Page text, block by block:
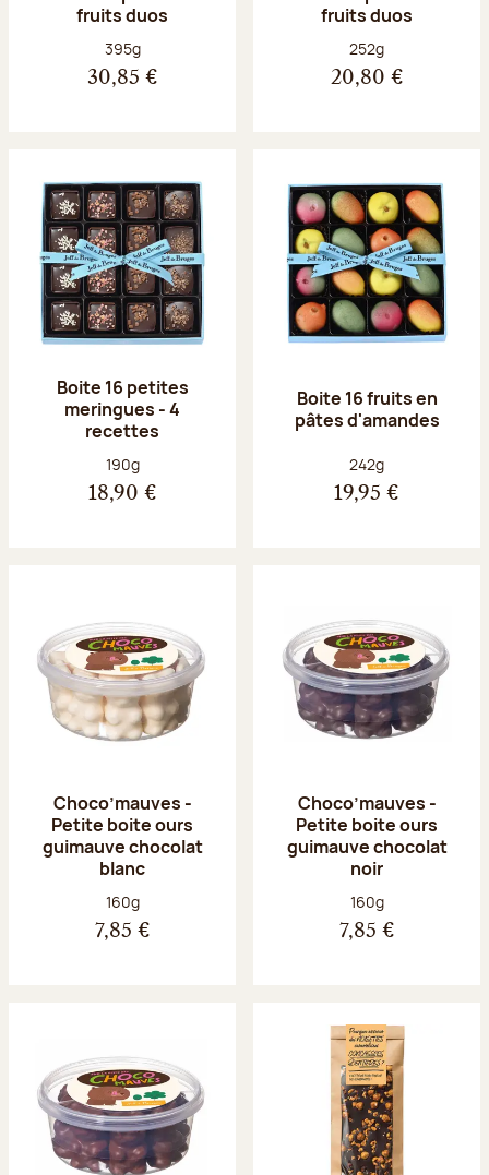
fruits duos
Poids net :
395g
30,85 €
fruits duos
Poids net :
252g
20,80 €
Boite 16 petites
meringues - 4
recettes
Poids net :
190g
18,90 €
Boite 16 fruits en
pâtes d'amandes
Poids net :
242g
19,95 €
Choco’mauves -
Petite boite ours
guimauve chocolat
blanc
Poids net :
160g
7,85 €
Choco’mauves -
Petite boite ours
guimauve chocolat
noir
Poids net :
160g
7,85 €